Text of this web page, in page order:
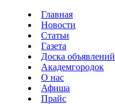
Главная
Новости
Статьи
Газета
Доска объявлений
Академгородок
О нас
Афиша
Прайс